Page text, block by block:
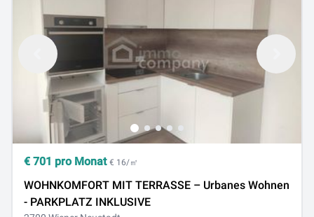
€ 701 pro Monat € 16/㎡
WOHNKOMFORT MIT TERRASSE – Urbanes Wohnen
- PARKPLATZ INKLUSIVE